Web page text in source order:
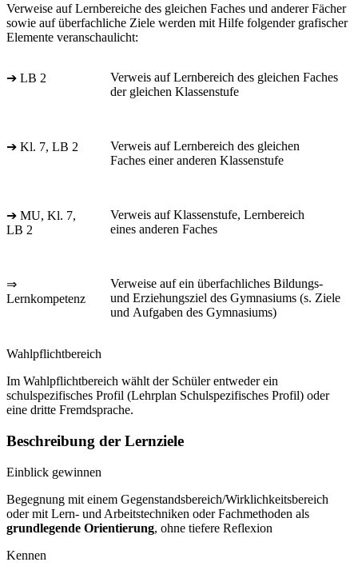
Verweise auf Lernbereiche des gleichen Faches und anderer Fächer
sowie auf überfachliche Ziele werden mit Hilfe folgender grafischer
Elemente veranschaulicht:
➔ LB 2
Verweis auf Lernbereich des gleichen Faches
der gleichen Klassenstufe
➔ Kl. 7, LB 2
Verweis auf Lernbereich des gleichen
Faches einer anderen Klassenstufe
➔ MU, Kl. 7,
LB 2
Verweis auf Klassenstufe, Lernbereich
eines anderen Faches
⇒
Lernkompetenz
Verweise auf ein überfachliches Bildungs-
und Erziehungsziel des Gymnasiums (s. Ziele
und Aufgaben des Gymnasiums)
Wahlpflichtbereich
Im Wahlpflichtbereich wählt der Schüler entweder ein
schulspezifisches Profil (Lehrplan Schulspezifisches Profil) oder
eine dritte Fremdsprache.
Beschreibung der Lernziele
Einblick gewinnen
Begegnung mit einem Gegenstandsbereich/Wirklichkeitsbereich
oder mit Lern- und Arbeitstechniken oder Fachmethoden als
grundlegende Orientierung, ohne tiefere Reflexion
Kennen